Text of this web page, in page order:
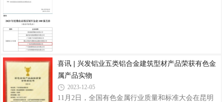
方面具有明显优势的50家企业。兴发铝业作为1984年
创立于佛山的铝材行业知名品牌上市企业，始终坚持
喜讯 | 兴发铝业五类铝合金建筑型材产品荣获有色金
属产品实物
2023-12-05
11月2日，全国有色金属行业质量和标准大会在昆明